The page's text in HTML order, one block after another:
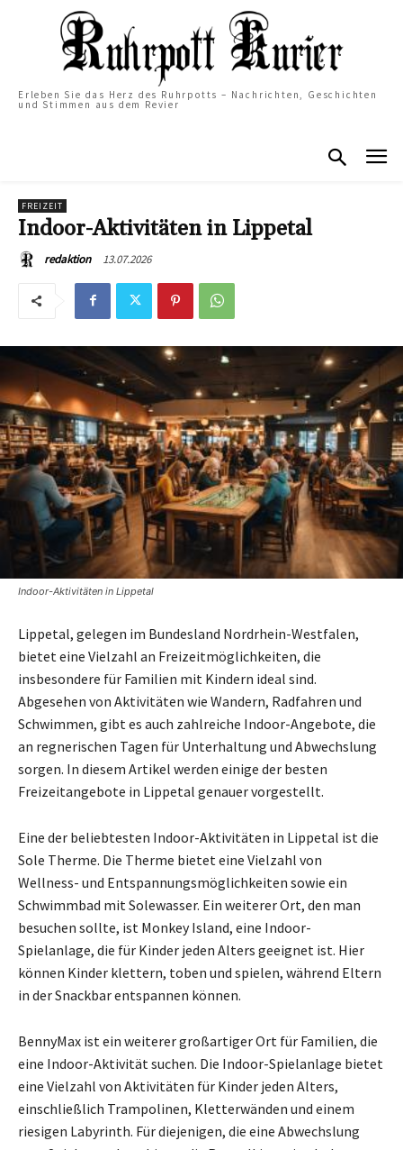
Erleben Sie das Herz des Ruhrpotts – Nachrichten, Geschichten
und Stimmen aus dem Revier
FREIZEIT
Indoor-Aktivitäten in Lippetal
redaktion 13.07.2026
Indoor-Aktivitäten in Lippetal
Lippetal, gelegen im Bundesland Nordrhein-Westfalen,
bietet eine Vielzahl an Freizeitmöglichkeiten, die
insbesondere für Familien mit Kindern ideal sind.
Abgesehen von Aktivitäten wie Wandern, Radfahren und
Schwimmen, gibt es auch zahlreiche Indoor-Angebote, die
an regnerischen Tagen für Unterhaltung und Abwechslung
sorgen. In diesem Artikel werden einige der besten
Freizeitangebote in Lippetal genauer vorgestellt.
Eine der beliebtesten Indoor-Aktivitäten in Lippetal ist die
Sole Therme. Die Therme bietet eine Vielzahl von
Wellness- und Entspannungsmöglichkeiten sowie ein
Schwimmbad mit Solewasser. Ein weiterer Ort, den man
besuchen sollte, ist Monkey Island, eine Indoor-
Spielanlage, die für Kinder jeden Alters geeignet ist. Hier
können Kinder klettern, toben und spielen, während Eltern
in der Snackbar entspannen können.
BennyMax ist ein weiterer großartiger Ort für Familien, die
eine Indoor-Aktivität suchen. Die Indoor-Spielanlage bietet
eine Vielzahl von Aktivitäten für Kinder jeden Alters,
einschließlich Trampolinen, Kletterwänden und einem
riesigen Labyrinth. Für diejenigen, die eine Abwechslung